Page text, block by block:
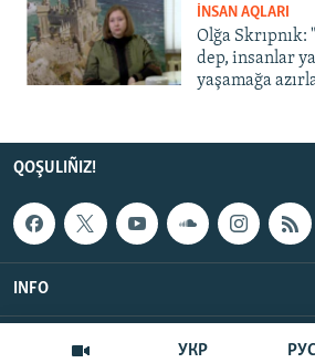
УКР РУС
İNSAN AQLARI
Olğa Skrıpnık:
dep, insanlar
yaşamağa
QOŞULIÑIZ!
INFO
© Qırım.Aqiqat,